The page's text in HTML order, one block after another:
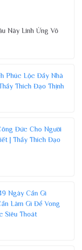
Này Linh Ứng Vô
Phúc Lộc Đầy Nhà
Thích Đạo Thịnh
Đức Cho Người
| Thầy Thích Đạo
Ngày Cần Gì
Làm Gì Để Vong
Siêu Thoát